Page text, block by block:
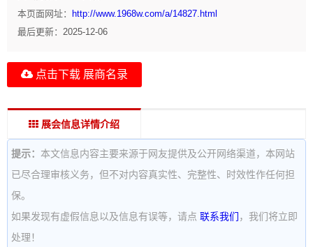
本页面网址：
http://www.1968w.com/a/14827.html
最后更新： 2025-12-06
点击下载 展商名录
展会信息详情介绍
提示： 本文信息内容主要来源于网友提供及公开网络渠道，本网站
已尽合理审核义务，但不对内容真实性、完整性、时效性作任何担
保。
如果发现有虚假信息以及信息有误等，请点 联系我们 ，我们将立即
处理！